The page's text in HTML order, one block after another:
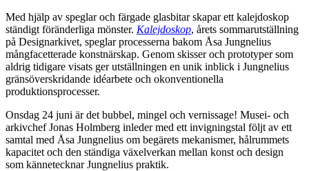
Med hjälp av speglar och färgade glasbitar skapar ett kalejdoskop
ständigt föränderliga mönster. Kalejdoskop, årets sommarutställning
på Designarkivet, speglar processerna bakom Åsa Jungnelius
mångfacetterade konstnärskap. Genom skisser och prototyper som
aldrig tidigare visats ger utställningen en unik inblick i Jungnelius
gränsöverskridande idéarbete och okonventionella
produktionsprocesser.
Onsdag 24 juni är det bubbel, mingel och vernissage! Musei- och
arkivchef Jonas Holmberg inleder med ett invigningstal följt av ett
samtal med Åsa Jungnelius om begärets mekanismer, hålrummets
kapacitet och den ständiga växelverkan mellan konst och design
som kännetecknar Jungnelius praktik.